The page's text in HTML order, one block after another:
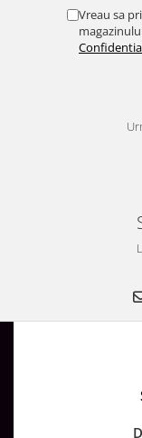
Controlere și
Surse de
Banda LED
Corp Iluminat Led
Videointerfoane Si
Statii Incarcare
Stalpi Octogonali
Plafoniere cu
Vreau sa